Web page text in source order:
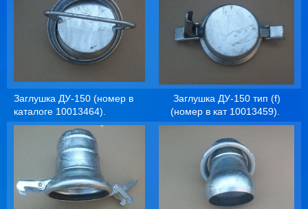
Заглушка ДУ-150 (номер в
каталоге 10013464).
Заглушка ДУ-150 тип (f)
(номер в кат 10013459).